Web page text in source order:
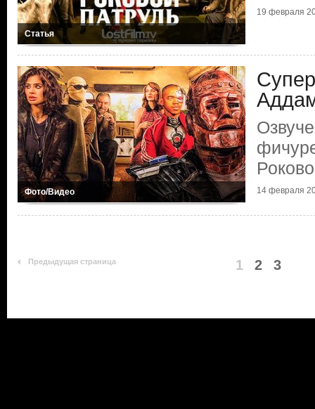
Статья
19 февраля
Фото/Видео 14 февраля
Предыдущая страница 1 2 3